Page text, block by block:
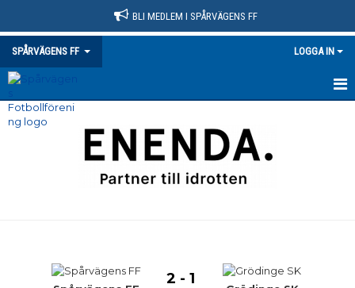
BLI MEDLEM I SPÅRVÄGENS FF
SPÅRVÄGENS FF LOGGA IN
HEM
2 - 1